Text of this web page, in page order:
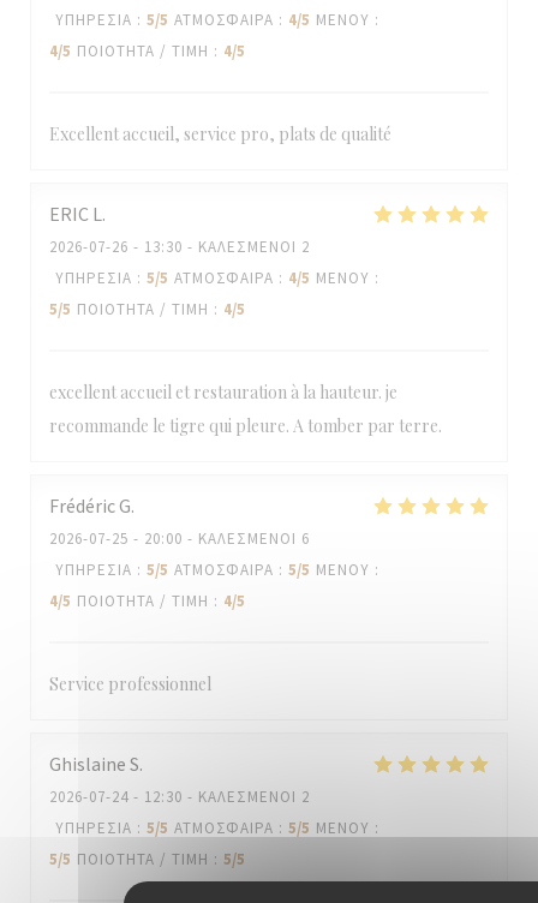
ΥΠΗΡΕΣΊΑ : 5/5 ΑΤΜΌΣΦΑΙΡΑ : 4/5 ΜΕΝΟΎ :
4/5 ΠΟΙΌΤΗΤΑ / ΤΙΜΉ : 4/5
Excellent accueil, service pro, plats de qualité
ERIC L
2026-07-26 - 13:30 - ΚΑΛΕΣΜΈΝΟΙ 2
ΥΠΗΡΕΣΊΑ : 5/5 ΑΤΜΌΣΦΑΙΡΑ : 4/5 ΜΕΝΟΎ :
5/5 ΠΟΙΌΤΗΤΑ / ΤΙΜΉ : 4/5
excellent accueil et restauration à la hauteur. je
recommande le tigre qui pleure. A tomber par terre.
FrédéricG
2026-07-25 - 20:00 - ΚΑΛΕΣΜΈΝΟΙ 6
ΥΠΗΡΕΣΊΑ : 5/5 ΑΤΜΌΣΦΑΙΡΑ : 5/5 ΜΕΝΟΎ :
4/5 ΠΟΙΌΤΗΤΑ / ΤΙΜΉ : 4/5
Service professionnel
Ghislaine S
2026-07-24 - 12:30 - ΚΑΛΕΣΜΈΝΟΙ 2
ΥΠΗΡΕΣΊΑ : 5/5 ΑΤΜΌΣΦΑΙΡΑ : 5/5 ΜΕΝΟΎ :
5/5 ΠΟΙΌΤΗΤΑ / ΤΙΜΉ : 5/5